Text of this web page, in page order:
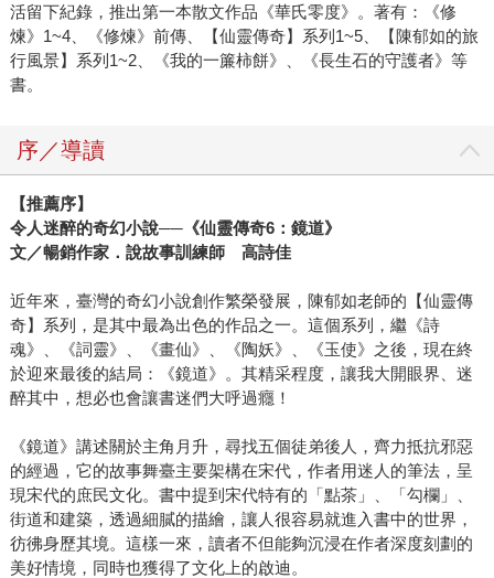
活留下紀錄，推出第一本散文作品《華氏零度》。著有：《修
煉》1~4、《修煉》前傳、【仙靈傳奇】系列1~5、【陳郁如的旅
行風景】系列1~2、《我的一簾柿餅》、《長生石的守護者》等
書。
序／導讀
【推薦序】
令人迷醉的奇幻小說──《仙靈傳奇6：鏡道》
文／暢銷作家．說故事訓練師 高詩佳
近年來，臺灣的奇幻小說創作繁榮發展，陳郁如老師的【仙靈傳
奇】系列，是其中最為出色的作品之一。這個系列，繼《詩
魂》、《詞靈》、《畫仙》、《陶妖》、《玉使》之後，現在終
於迎來最後的結局：《鏡道》。其精采程度，讓我大開眼界、迷
醉其中，想必也會讓書迷們大呼過癮！
《鏡道》講述關於主角月升，尋找五個徒弟後人，齊力抵抗邪惡
的經過，它的故事舞臺主要架構在宋代，作者用迷人的筆法，呈
現宋代的庶民文化。書中提到宋代特有的「點茶」、「勾欄」、
街道和建築，透過細膩的描繪，讓人很容易就進入書中的世界，
彷彿身歷其境。這樣一來，讀者不但能夠沉浸在作者深度刻劃的
美好情境，同時也獲得了文化上的啟迪。